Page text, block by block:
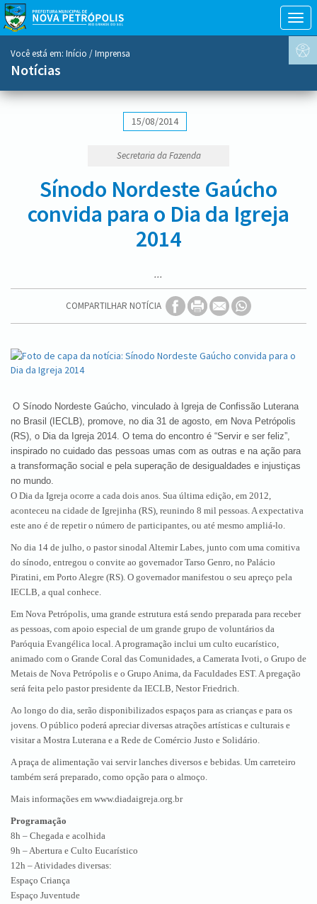
menu
Você está em: Início / Imprensa
Notícias
15/08/2014
Secretaria da Fazenda
Sínodo Nordeste Gaúcho
convida para o Dia da Igreja
2014
...
COMPARTILHAR NOTÍCIA
O Sínodo Nordeste Gaúcho, vinculado à Igreja de Confissão Luterana
no Brasil (IECLB), promove, no dia 31 de agosto, em Nova Petrópolis
(RS), o Dia da Igreja 2014. O tema do encontro é “Servir e ser feliz”,
inspirado no cuidado das pessoas umas com as outras e na ação para
a transformação social e pela superação de desigualdades e injustiças
no mundo.
O Dia da Igreja ocorre a cada dois anos. Sua última edição, em 2012,
aconteceu na cidade de Igrejinha (RS), reunindo 8 mil pessoas. A expectativa
este ano é de repetir o número de participantes, ou até mesmo ampliá-lo.
No dia 14 de julho, o pastor sinodal Altemir Labes, junto com uma comitiva
do sínodo, entregou o convite ao governador Tarso Genro, no Palácio
Piratini, em Porto Alegre (RS). O governador manifestou o seu apreço pela
IECLB, a qual conhece.
Em Nova Petrópolis, uma grande estrutura está sendo preparada para receber
as pessoas, com apoio especial de um grande grupo de voluntários da
Paróquia Evangélica local. A programação inclui um culto eucarístico,
animado com o Grande Coral das Comunidades, a Camerata Ivoti, o Grupo de
Metais de Nova Petrópolis e o Grupo Anima, da Faculdades EST. A pregação
será feita pelo pastor presidente da IECLB, Nestor Friedrich.
Ao longo do dia, serão disponibilizados espaços para as crianças e para os
jovens. O público poderá apreciar diversas atrações artísticas e culturais e
visitar a Mostra Luterana e a Rede de Comércio Justo e Solidário.
A praça de alimentação vai servir lanches diversos e bebidas. Um carreteiro
também será preparado, como opção para o almoço.
Mais informações em www.diadaigreja.org.br
Programação
8h – Chegada e acolhida
9h – Abertura e Culto Eucarístico
12h – Atividades diversas:
Espaço Criança
Espaço Juventude